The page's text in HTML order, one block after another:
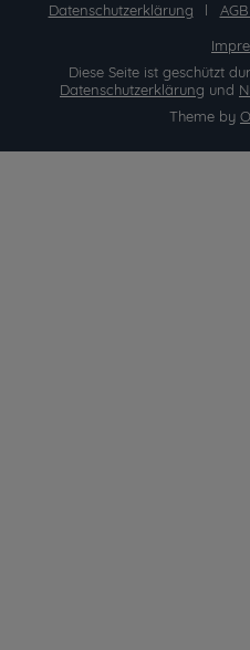
Datenschutzerklärung
Diese Seite ist geschützt
Datenschutzerklärung und
Theme by